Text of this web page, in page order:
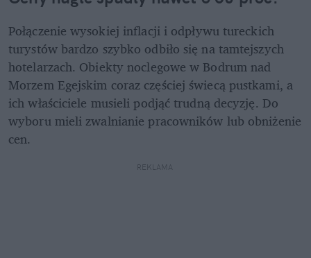
Połączenie wysokiej inflacji i odpływu tureckich
turystów bardzo szybko odbiło się na tamtejszych
hotelarzach. Obiekty noclegowe w Bodrum nad
Morzem Egejskim coraz częściej świecą pustkami, a
ich właściciele musieli podjąć trudną decyzję. Do
wyboru mieli zwalnianie pracowników lub obniżenie
cen.
REKLAMA